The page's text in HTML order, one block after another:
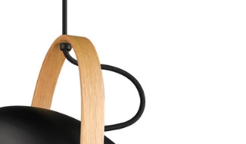
MODUL SOFAER
SOFA DALLAS
SOFABORDE
VITRINER
SKÆNKE
SENGE